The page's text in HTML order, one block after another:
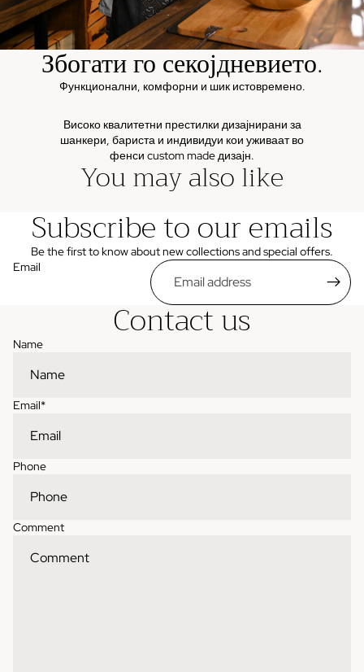
Збогати го секојдневието.
Функционални, комфорни и шик истовремено.
Високо квалитетни престилки дизајнирани за
шанкери, бариста и индивидуи кои уживаат во
фенси custom made дизајн.
You may also like
Subscribe to our emails
Be the first to know about new collections and special offers.
Email
Contact us
Name
Email*
Phone
Comment